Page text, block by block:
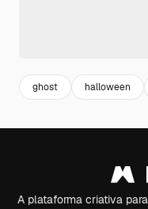
ghost halloween
A plataforma criativa